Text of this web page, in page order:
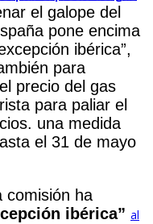
el galope del
pone encima
ibérica”,
para
precio del gas
para paliar el
una medida
el 31 de mayo
comisión ha
ibérica” al